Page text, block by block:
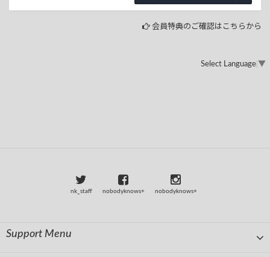
会員特典のご確認はこちらから
Select Language ▼
nk_staff nobodyknows+ nobodyknows+
Support Menu